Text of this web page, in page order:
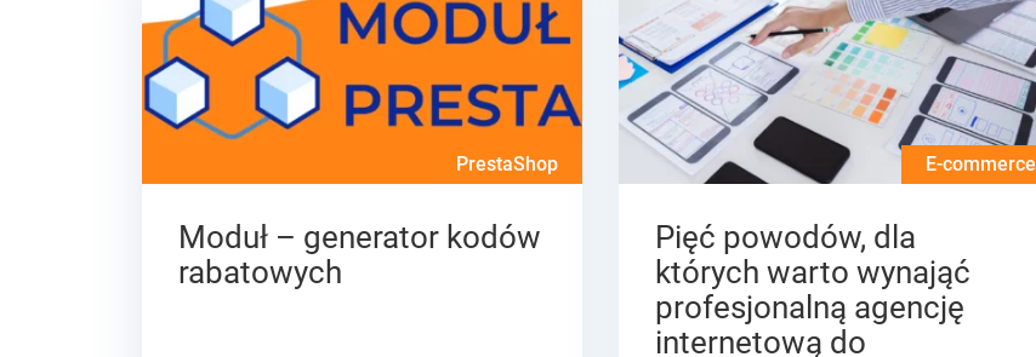
PrestaShop
Moduł – generator kodów
rabatowych
E-commerce
Pięć powodów, dla
których warto wynająć
profesjonalną agencję
internetową do